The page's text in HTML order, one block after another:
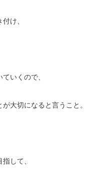
け、
いくので、
大切になると言うこと。
して、